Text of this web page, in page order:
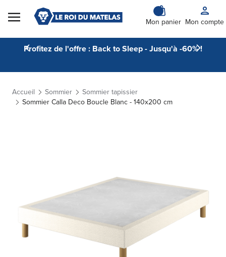
Skip to Content
Mon panier Mon compte
Profitez de l'offre : Back to Sleep - Jusqu'à -60% !
Accueil Sommier
Sommier tapissier
Sommier Calla Deco Boucle Blanc - 140x200 cm